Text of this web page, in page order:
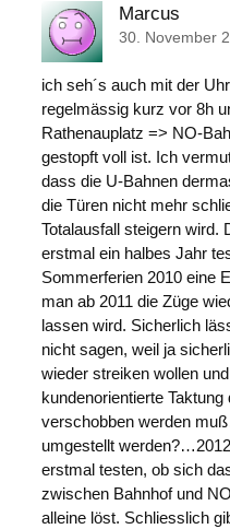
Marcus
30. November
ich seh´s auch mit der
regelmässig kurz vor 8h
Rathenauplatz => NO-
gestopft voll ist. Ich
dass die U-Bahnen
die Türen nicht mehr
Totalausfall steigern wird.
erstmal ein halbes Jahr
Sommerferien 2010 eine
man ab 2011 die Züge
lassen wird. Sicherlich
nicht sagen, weil ja
wieder streiken wollen
kundenorientierte
verschobben werden
umgestellt
erstmal testen, ob sich
zwischen Bahnhof und
alleine löst. Schliesslich